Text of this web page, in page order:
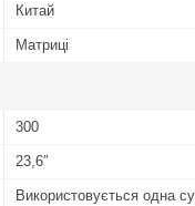
Китай
Матриці
300
23,6″
Використовується одна